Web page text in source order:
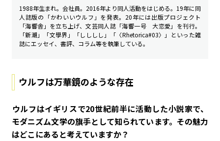
1988年生まれ。会社員。2016年より同人活動をはじめる。19年に同
人誌版の「かわいいウルフ」を発表。20年には出版プロジェクト
「海響舎」を立ち上げ、文芸同人誌「海響一号 大恋愛」を刊行。
「新潮」「文學界」「しししし」「〈Rhetorica#03〉」といった雑
誌にエッセイ、書評、コラム等を執筆している。
ウルフは万華鏡のような存在
――ウルフはイギリスで20世紀前半に活動した小説家で、
モダニズム文学の旗手として知られています。その魅力
はどこにあると考えていますか？